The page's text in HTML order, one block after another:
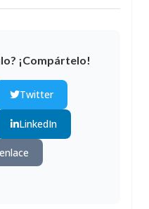
¡Compártelo!
Twitter
LinkedIn